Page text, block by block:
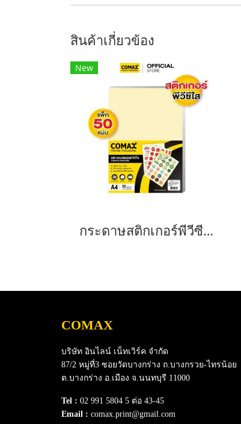
สินค้าเกี่ยวข้อง
New
กระดาษสติกเกอร์พีวีซีใส ฟิล์มใส กันน้ำ กาวเหนียว ติดทน ขนาด A4 แพ็ค 50 แผ่น
COMAX
บริษัท อินไลน์ เน็ทเวิร์ค จำกัด
87/2 หมู่ที่3 ซอยวัดบางกร่าง ถ.บางกรวย-ไทรน้อย
ต.บางกร่าง อ.เมือง จ.นนทบุรี 11000
Tel : 02 991 5804 5 ต่อ 43-45
Email : comax.print@gmail.com